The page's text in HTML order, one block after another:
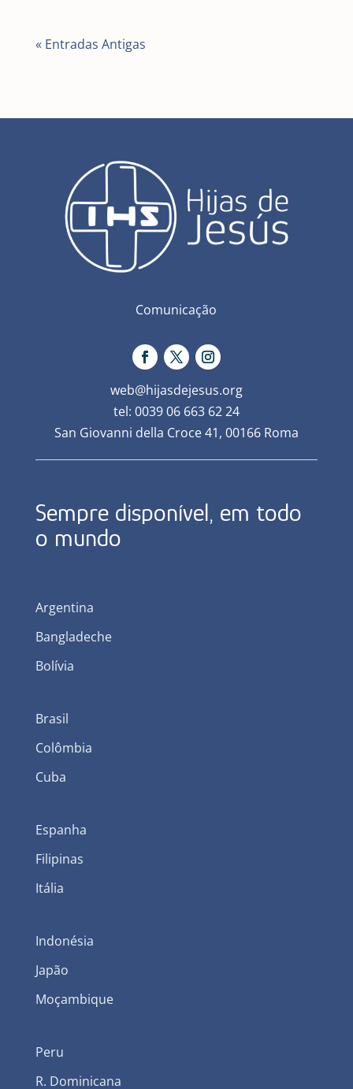
« Entradas Antigas
Comunicação
web@hijasdejesus.org
tel: 0039 06 663 62 24
San Giovanni della Croce 41, 00166 Roma
Sempre disponível, em todo
o mundo
Argentina
Bangladeche
Bolívia
Brasil
Colômbia
Cuba
Espanha
Filipinas
Itália
Indonésia
Japão
Moçambique
Peru
R. Dominicana